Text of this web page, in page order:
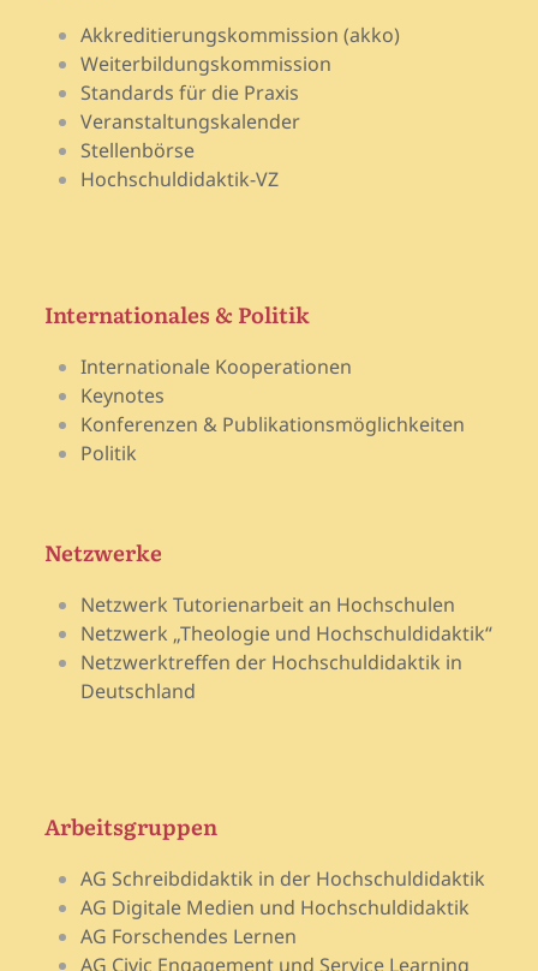
Akkreditierungskommission (akko)
Weiterbildungskommission
Standards für die Praxis
Veranstaltungskalender
Stellenbörse
Hochschuldidaktik-VZ
Internationales & Politik
Internationale Kooperationen
Keynotes
Konferenzen & Publikationsmöglichkeiten
Politik
Netzwerke
Netzwerk Tutorienarbeit an Hochschulen
Netzwerk „Theologie und Hochschuldidaktik“
Netzwerktreffen der Hochschuldidaktik in
Deutschland
Arbeitsgruppen
AG Schreibdidaktik in der Hochschuldidaktik
AG Digitale Medien und Hochschuldidaktik
AG Forschendes Lernen
AG Civic Engagement und Service Learning